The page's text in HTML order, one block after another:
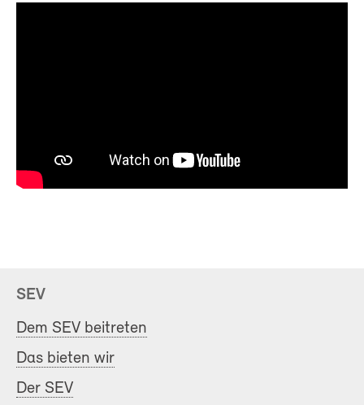
SEV
Dem SEV beitreten
Das bieten wir
Der SEV